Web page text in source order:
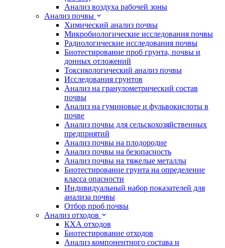
Анализ воздуха рабочей зоны
Анализ почвы
Химический анализ почвы
Микробиологические исследования почвы
Радиологические исследования почвы
Биотестирование проб грунта, почвы и
донных отложений
Токсикологический анализ почвы
Исследования грунтов
Анализ на гранулометрический состав
почвы
Анализ на гуминовые и фульвокислоты в
почве
Анализ почвы для сельскохозяйственных
предприятий
Анализ почвы на плодородие
Анализ почвы на безопасность
Анализ почвы на тяжелые металлы
Биотестирование грунта на определение
класса опасности
Индивидуальный набор показателей для
анализа почвы
Отбор проб почвы
Анализ отходов
КХА отходов
Биотестирование отходов
Анализ компонентного состава и